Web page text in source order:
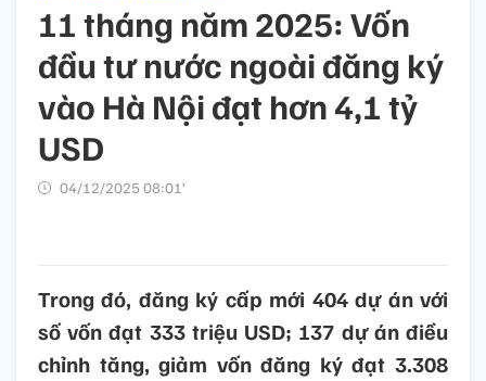
11 tháng năm 2025: Vốn
đầu tư nước ngoài đăng ký
vào Hà Nội đạt hơn 4,1 tỷ
USD
04/12/2025 08:01’
Trong đó, đăng ký cấp mới 404 dự án với
số vốn đạt 333 triệu USD; 137 dự án điều
chỉnh tăng, giảm vốn đăng ký đạt 3.308